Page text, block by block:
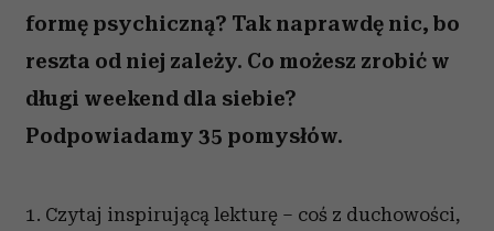
formę psychiczną? Tak naprawdę nic, bo
reszta od niej zależy. Co możesz zrobić w
długi weekend dla siebie?
Podpowiadamy 35 pomysłów.
1. Czytaj inspirującą lekturę – coś z duchowości,